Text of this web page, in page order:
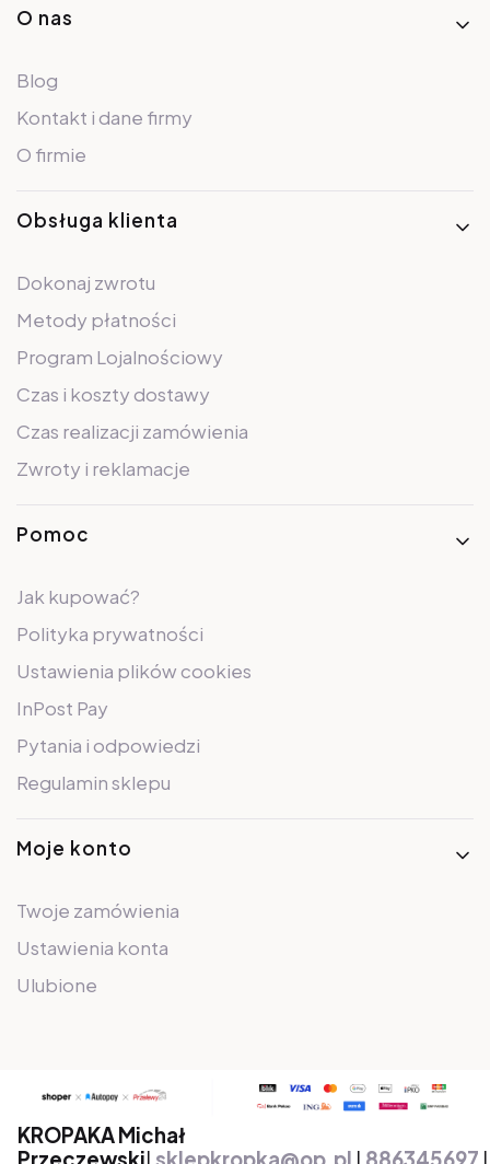
Linki w stopce
O nas
Blog
Kontakt i dane firmy
O firmie
Obsługa klienta
Dokonaj zwrotu
Metody płatności
Program Lojalnościowy
Czas i koszty dostawy
Czas realizacji zamówienia
Zwroty i reklamacje
Pomoc
Jak kupować?
Polityka prywatności
Ustawienia plików cookies
InPost Pay
Pytania i odpowiedzi
Regulamin sklepu
Moje konto
Twoje zamówienia
Ustawienia konta
Ulubione
KROPAKA Michał
Przeczewski| sklepkropka@op.pl | 886345697 |